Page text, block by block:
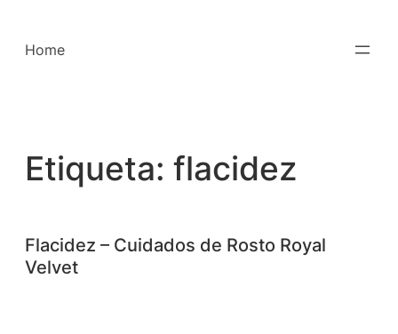
para
Home
Etiqueta: flacidez
Flacidez – Cuidados de Rosto Royal
Velvet